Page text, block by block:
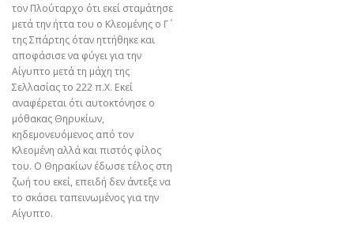
τον Πλούταρχο ότι εκεί σταμάτησε
μετά την ήττα του ο Κλεομένης ο Γ΄
της Σπάρτης όταν ηττήθηκε και
αποφάσισε να φύγει για την
Αίγυπτο μετά τη μάχη της
Σελλασίας το 222 π.Χ. Εκεί
αναφέρεται ότι αυτοκτόνησε ο
μόθακας Θηρυκίων,
κηδεμονευόμενος από τον
Κλεομένη αλλά και πιστός φίλος
του. Ο Θηρακίων έδωσε τέλος στη
ζωή του εκεί, επειδή δεν άντεξε να
το σκάσει ταπεινωμένος για την
Αίγυπτο.